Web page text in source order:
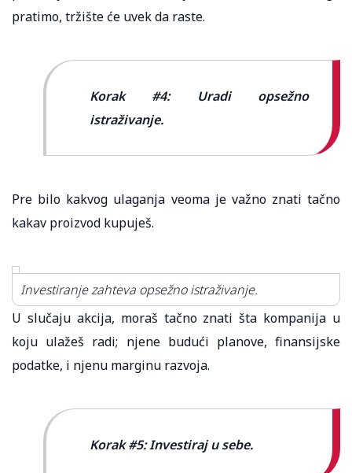
pratimo, tržište će uvek da raste.
Korak #4: Uradi opsežno
istraživanje.
Pre bilo kakvog ulaganja veoma je važno znati tačno
kakav proizvod kupuješ.
Investiranje zahteva opsežno istraživanje.
U slučaju akcija, moraš tačno znati šta kompanija u
koju ulažeš radi; njene budući planove, finansijske
podatke, i njenu marginu razvoja.
Korak #5: Investiraj u sebe.